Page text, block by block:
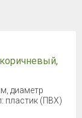
диаметр
пластик (ПВХ)